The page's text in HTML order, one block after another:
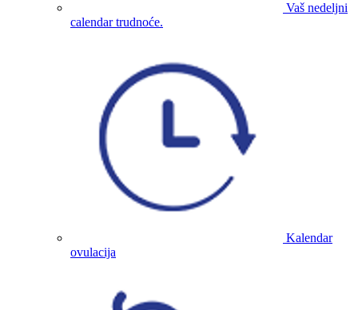
Vaš nedeljni
calendar trudnoće.
Kalendar
ovulacija